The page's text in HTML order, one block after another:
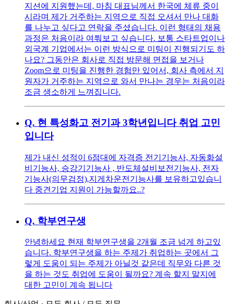
지션에 지원했는데, 마침 대표님께서 한국에 체류 중이
시라며 제가 거주하는 지역으로 직접 오셔서 만나 대화
를 나누고 싶다고 연락을 주셨습니다. 이런 형태의 채용
과정은 처음이라 여쭤보고 싶습니다. 보통 스타트업이나
외국계 기업에서는 이런 방식으로 미팅이 진행되기도 하
나요? 그동안은 회사로 직접 방문해 면접을 보거나
Zoom으로 미팅을 진행한 경험만 있어서, 회사 측에서 지
원자가 거주하는 지역으로 와서 만나는 경우는 처음이라
조금 생소하게 느껴집니다.
Q. 현 특성화고 전기과 3학년입니다 취업 고민
입니다
제가 내신 성적이 6점대에 자격증 전기기능사, 자동화설
비기능사, 승강기기능사 , 반도체설비보전기능사, 전자
기능사(의무검정),지게차운전기능사를 보유하고있습니
다 중견기업 지원이 가능할까요..?
Q. 학부연구생
안녕하세요 현재 학부연구생을 2개월 조금 넘게 하고있
습니다. 학부연구생을 하는 주제가 취업하는 곳에서 그
렇게 도움이 되는 주제가 아닐것 같은데 직무와 다른 것
을 하는 것도 취업에 도움이 될까요? 계속 할지 말지에
대한 고민이 계속 됩니다